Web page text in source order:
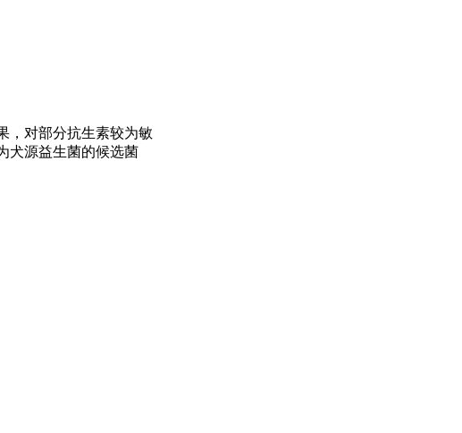
，对部分抗生素较为敏
犬源益生菌的候选菌